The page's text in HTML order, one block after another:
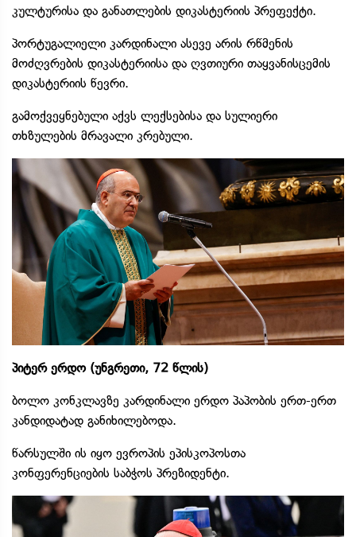
კულტურისა და განათლების დიკასტერიის პრეფექტი.
პორტუგალიელი კარდინალი ასევე არის რწმენის
მოძღვრების დიკასტერიისა და ღვთიური თაყვანისცემის
დიკასტერიის წევრი.
გამოქვეყნებული აქვს ლექსებისა და სულიერი
თხზულების მრავალი კრებული.
პიტერ ერდო (უნგრეთი, 72 წლის)
ბოლო კონკლავზე კარდინალი ერდო პაპობის ერთ-ერთ
კანდიდატად განიხილებოდა.
წარსულში ის იყო ევროპის ეპისკოპოსთა
კონფერენციების საბჭოს პრეზიდენტი.